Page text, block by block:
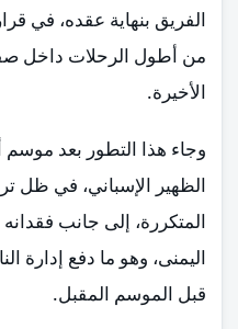
الفريق بنهاية عقده، في
من أطول الرحلات داخل
الأخيرة.
وجاء هذا التطور بعد
الظهير الإسباني، في ظل
المتكررة، إلى جانب
اليمنى، وهو ما دفع إدارة
قبل الموسم المقبل.